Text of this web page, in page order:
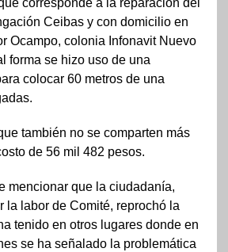
corresponde a la reparación del
Ceibas y con domicilio en
Ocampo, colonia Infonavit Nuevo
forma se hizo uso de una
colocar 60 metros de una
también no se comparten más
de 56 mil 482 pesos.
mencionar que la ciudadanía,
la labor de Comité, reprochó la
tenido en otros lugares donde en
se ha señalado la problemática